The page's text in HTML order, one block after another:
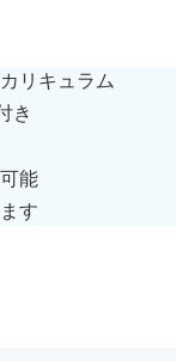
リキュラム
き
能
す